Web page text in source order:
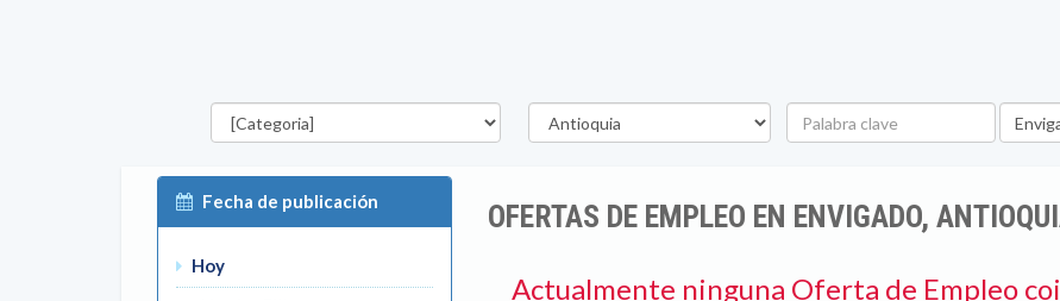
Categorías Departamento
Palabra
clave
Fecha de publicación
Hoy
OFERTAS DE EMPLEO EN ENVIGADO,
Actualmente ninguna Oferta de Empleo